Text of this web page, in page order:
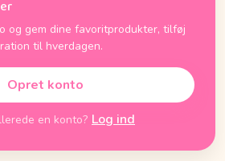
og gem dine favoritprodukter, tilføj
til hverdagen.
Opret konto
en konto? Log ind